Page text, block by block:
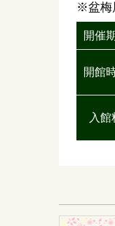
※盆梅
開催
開館
入館